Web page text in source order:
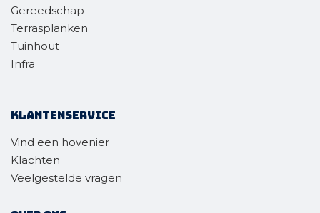
Gereedschap
Terrasplanken
Tuinhout
Infra
Klantenservice
Vind een hovenier
Klachten
Veelgestelde vragen